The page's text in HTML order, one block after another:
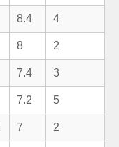
8.4 4
8 2
7.4 3
7.2 5
7 2